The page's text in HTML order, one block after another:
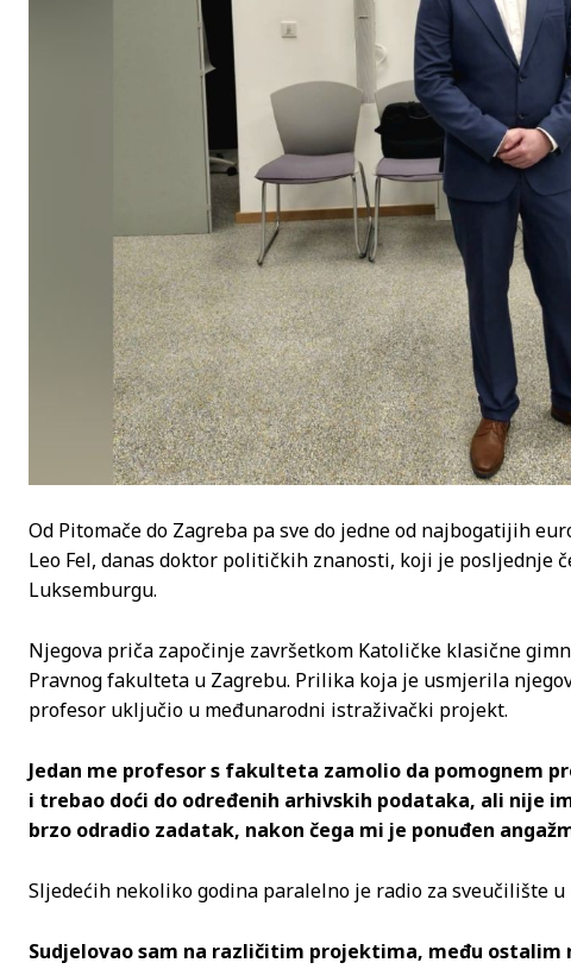
Od Pitomače do Zagreba pa sve do jedne od najbogatijih
Leo Fel, danas doktor političkih znanosti, koji je posljednje
Luksemburgu.
Njegova priča započinje završetkom Katoličke klasične
Pravnog fakulteta u Zagrebu. Prilika koja je usmjerila
profesor uključio u međunarodni istraživački projekt.
Jedan me profesor s fakulteta zamolio da pomognem
i trebao doći do određenih arhivskih podataka, ali nije
brzo odradio zadatak, nakon čega mi je ponuđen
Sljedećih nekoliko godina paralelno je radio za sveučilište
Sudjelovao sam na različitim projektima, među